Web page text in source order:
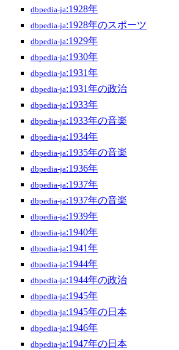
dbpedia-ja:1928年
dbpedia-ja:1928年のスポーツ
dbpedia-ja:1929年
dbpedia-ja:1930年
dbpedia-ja:1931年
dbpedia-ja:1931年の政治
dbpedia-ja:1933年
dbpedia-ja:1933年の音楽
dbpedia-ja:1934年
dbpedia-ja:1935年の音楽
dbpedia-ja:1936年
dbpedia-ja:1937年
dbpedia-ja:1937年の音楽
dbpedia-ja:1939年
dbpedia-ja:1940年
dbpedia-ja:1941年
dbpedia-ja:1944年
dbpedia-ja:1944年の政治
dbpedia-ja:1945年
dbpedia-ja:1945年の日本
dbpedia-ja:1946年
dbpedia-ja:1947年の日本